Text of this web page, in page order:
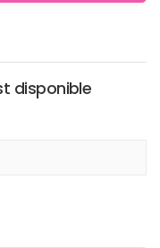
disponible